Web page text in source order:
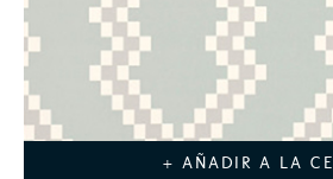
+ AÑADIR A LA